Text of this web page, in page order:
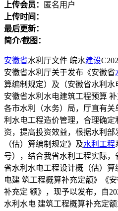
上传会员：
匿名用户
上传时间：
最后更新：
简介/截图：
安徽省水利厅文件 皖水建设
安徽省水利厅关于发布《安徽省
算编制规定）及（安徽省水利水
安徽省水利水电建筑工程预算
各市水利（水务）局，厅直有
利水电工程造价管理，合理确
资，提高投资效益，根据水利
（估）算编制规定》及水利工程
号），结合我省水利工程实际
省水利水电工程设计概（估）
电建 筑工程概算补充定额》《
补充定 额》，现予以发布，自
水利水电 建筑工程概算补充定